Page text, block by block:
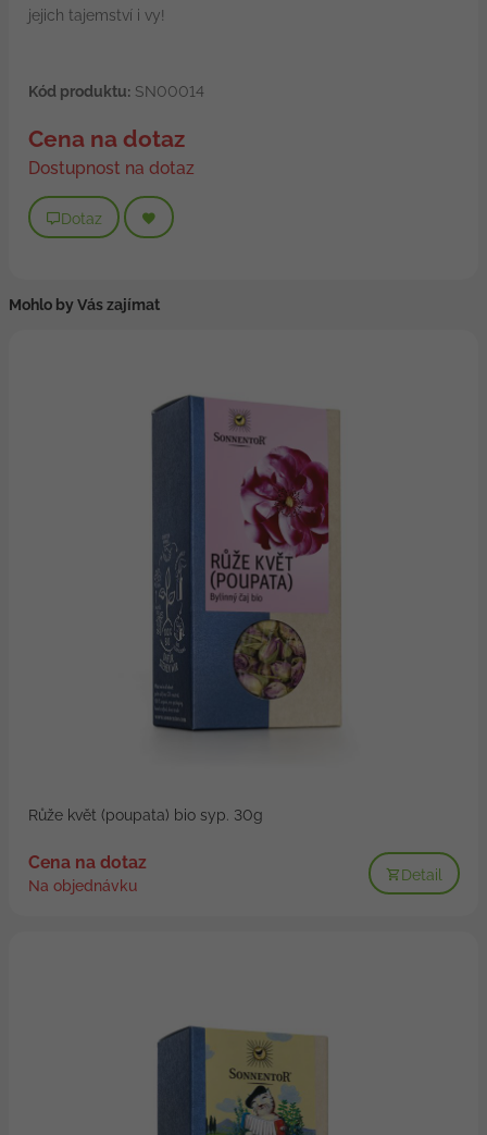
jejich tajemství i vy!
Kód produktu:SN00014
Cena na dotaz
Dostupnost na dotaz
Dotaz
Mohlo by Vás zajímat
Růže květ (poupata) bio syp. 30g
Cena na dotaz
Na objednávku
Detail